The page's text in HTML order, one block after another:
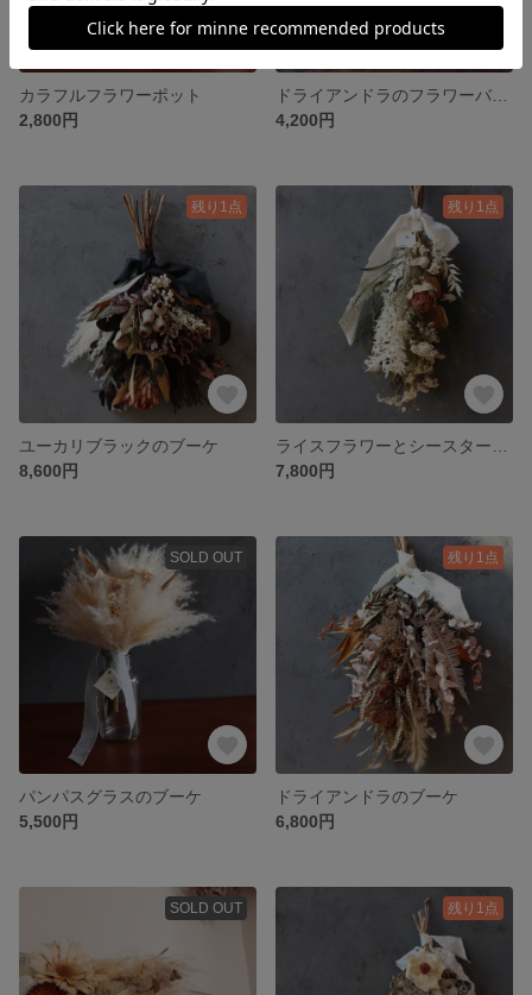
カラフルフラワーポット
2,800円
4,200円
残り1点
ユーカリブラックのブーケ
8,600円
残り1点
7,800円
SOLD OUT
パンパスグラスのブーケ
5,500円
残り1点
ドライアンドラのブーケ
6,800円
SOLD OUT 残り1点